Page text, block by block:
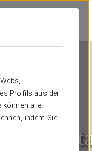
Profils aus der
können alle
indem Sie
la